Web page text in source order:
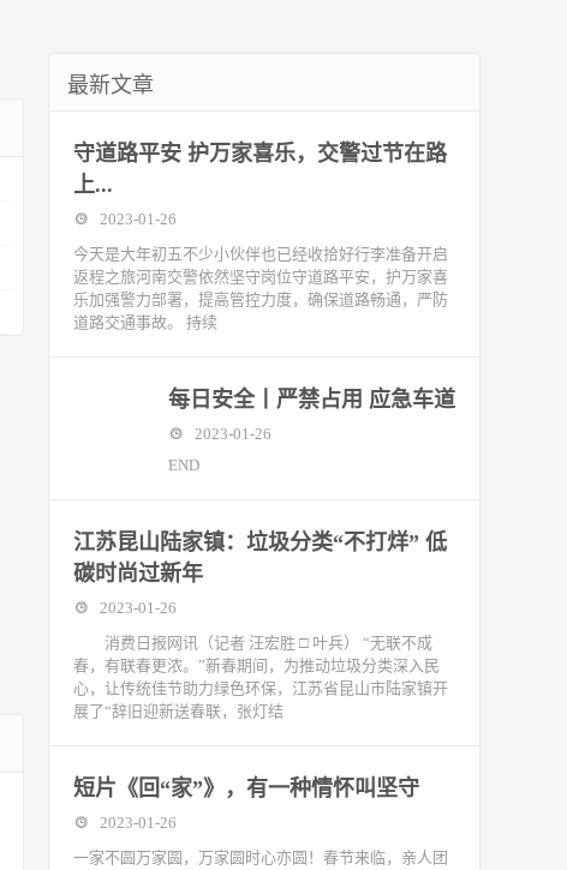
最新文章
守道路平安 护万家喜乐，交警过节在路
上...
2023-01-26
今天是大年初五不少小伙伴也已经收拾好行李准备开启
返程之旅河南交警依然坚守岗位守道路平安，护万家喜
乐加强警力部署，提高管控力度，确保道路畅通，严防
道路交通事故。 持续
每日安全丨严禁占用 应急车道
2023-01-26
END
江苏昆山陆家镇：垃圾分类“不打烊” 低
碳时尚过新年
2023-01-26
消费日报网讯（记者 汪宏胜 □ 叶兵） “无联不成
春，有联春更浓。”新春期间，为推动垃圾分类深入民
心，让传统佳节助力绿色环保，江苏省昆山市陆家镇开
展了“辞旧迎新送春联，张灯结
短片《回“家”》，有一种情怀叫坚守
2023-01-26
一家不圆万家圆，万家圆时心亦圆！春节来临，亲人团